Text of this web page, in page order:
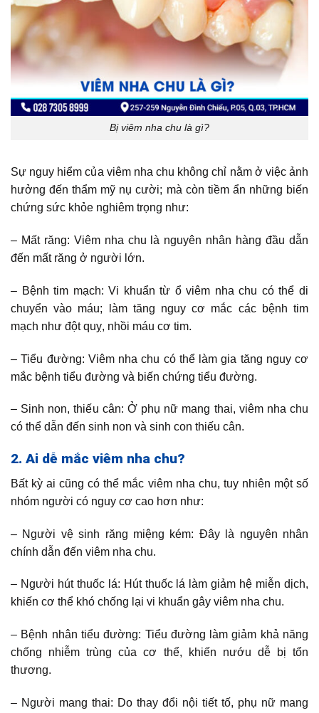
Bị viêm nha chu là gì?
Sự nguy hiểm của viêm nha chu không chỉ nằm ở việc ảnh
hưởng đến thẩm mỹ nụ cười; mà còn tiềm ẩn những biến
chứng sức khỏe nghiêm trọng như:
– Mất răng: Viêm nha chu là nguyên nhân hàng đầu dẫn
đến mất răng ở người lớn.
– Bệnh tim mạch: Vi khuẩn từ ổ viêm nha chu có thể di
chuyển vào máu; làm tăng nguy cơ mắc các bệnh tim
mạch như đột quỵ, nhồi máu cơ tim.
– Tiểu đường: Viêm nha chu có thể làm gia tăng nguy cơ
mắc bệnh tiểu đường và biến chứng tiểu đường.
– Sinh non, thiếu cân: Ở phụ nữ mang thai, viêm nha chu
có thể dẫn đến sinh non và sinh con thiếu cân.
2. Ai dễ mắc viêm nha chu?
Bất kỳ ai cũng có thể mắc viêm nha chu, tuy nhiên một số
nhóm người có nguy cơ cao hơn như:
– Người vệ sinh răng miệng kém: Đây là nguyên nhân
chính dẫn đến viêm nha chu.
– Người hút thuốc lá: Hút thuốc lá làm giảm hệ miễn dịch,
khiến cơ thể khó chống lại vi khuẩn gây viêm nha chu.
– Bệnh nhân tiểu đường: Tiểu đường làm giảm khả năng
chống nhiễm trùng của cơ thể, khiến nướu dễ bị tổn
thương.
– Người mang thai: Do thay đổi nội tiết tố, phụ nữ mang